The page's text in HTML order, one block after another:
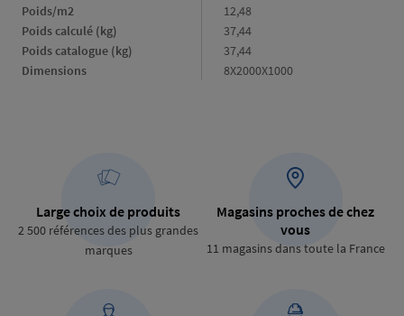
Poids/m2
Poids/m2
12,48
Poids calculé (kg)
Poids
calculé
(kg)
37,44
Poids catalogue (kg)
Poids
catalogue
(kg)
37,44
Dimensions
Dimensions
8X2000X1000
Large choix de produits
2 500 références des plus grandes
marques
Magasins proches de chez
vous
11 magasins dans toute la France